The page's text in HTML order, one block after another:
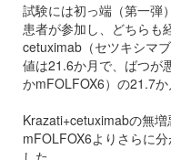
試験には初っ端（第一弾
患者が参加し、どちらも
cetuximab（セツキシマ
値は21.6か月で、ばつが
かmFOLFOX6）の21.7か
Krazati+cetuximabの無
mFOLFOX6よりさらに
した。